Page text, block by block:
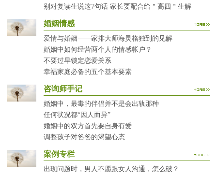
别对复读生说这7句话 家长要配合给＂高四＂生解
婚姻情感
爱情与婚姻——家排大师海灵格独到的见解
婚姻中如何经营两个人的情感帐户？
不要过早锁定恋爱关系
幸福家庭必备的五个基本要素
咨询师手记
婚姻中，最毒的伴侣并不是会出轨那种
任何状况都“因人而异”
婚姻中的双方首先要自身有爱
调整孩子对爸爸的渴望心态
案例专栏
出现问题时，男人不愿跟女人沟通，怎么破？